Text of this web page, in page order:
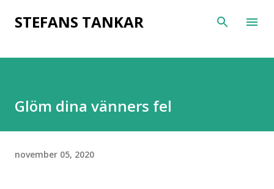
Fortsätt till huvudinnehåll
STEFANS TANKAR
Glöm dina vänners fel
november 05, 2020